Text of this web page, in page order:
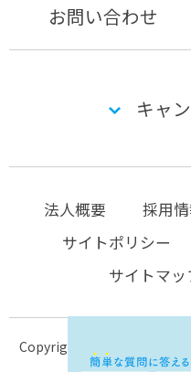
お問い合わせ
キャ
法人概要 採用
サイトポリシー
サイトマッ
Copyright © 2004-2026